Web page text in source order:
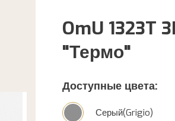
OmU 1323T
"Термо"
Доступные цвета:
Серый(Grigio)